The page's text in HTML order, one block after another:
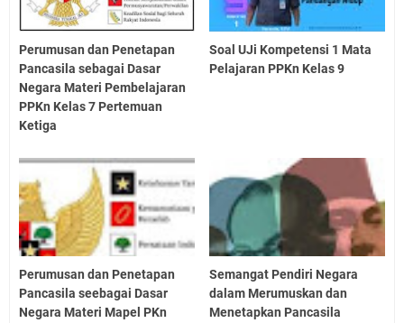
Perumusan dan Penetapan
Pancasila sebagai Dasar
Negara Materi Pembelajaran
PPKn Kelas 7 Pertemuan
Ketiga
Soal UJi Kompetensi 1 Mata
Pelajaran PPKn Kelas 9
Perumusan dan Penetapan
Pancasila seebagai Dasar
Negara Materi Mapel PKn
Semangat Pendiri Negara
dalam Merumuskan dan
Menetapkan Pancasila